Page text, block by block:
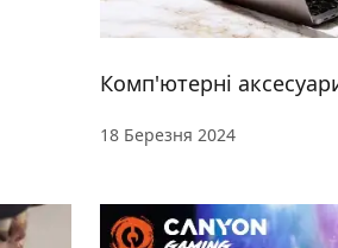
Комп'ютерні
18 Березня 2024